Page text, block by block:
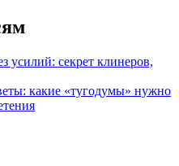
усилий: секрет клинеров,
какие «тугодумы» нужно